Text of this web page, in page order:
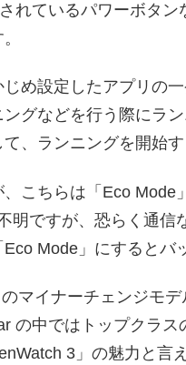
れているパワーボタ
め設定したアプリの
グなどを行う際にラ
、ランニングを開始
こちらは「Eco
明ですが、恐らく通
Mode」にすると
マイナーチェンジモ
の中ではトップクラ
3」の魅力と言